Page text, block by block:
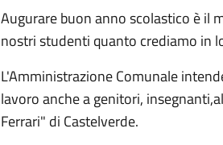
Augurare buon anno scolastico è il
nostri studenti quanto crediamo in
L'Amministrazione Comunale
lavoro anche a genitori,
Ferrari" di Castelverde.